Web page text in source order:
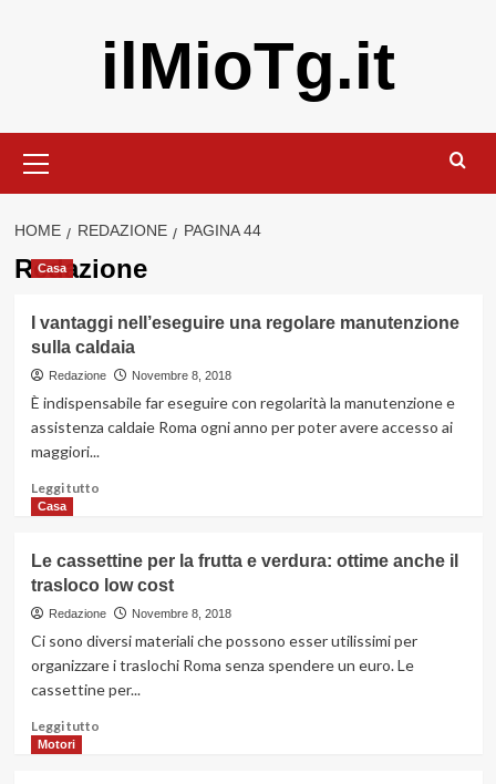
ilMioTg.it
principale
HOME REDAZIONE PAGINA 44
Redazione
Casa
I vantaggi nell’eseguire una regolare manutenzione
sulla caldaia
Redazione Novembre 8, 2018
È indispensabile far eseguire con regolarità la manutenzione e
assistenza caldaie Roma ogni anno per poter avere accesso ai
maggiori...
Leggi tuttoLeggi
I
vantaggi
nell’eseguire
una
manutenzione
sulla
Casa
Le cassettine per la frutta e verdura: ottime anche il
trasloco low cost
Redazione Novembre 8, 2018
Ci sono diversi materiali che possono esser utilissimi per
organizzare i traslochi Roma senza spendere un euro. Le
cassettine per...
Leggi tuttoLeggi
Motori